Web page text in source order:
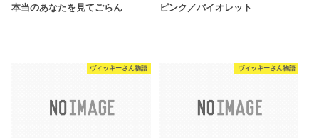
本当のあなたを見てごらん
ピンク／バイオレット
ヴィッキーさん物語 ヴィッキーさん物語